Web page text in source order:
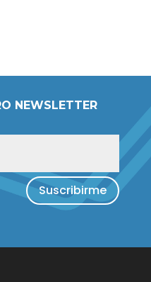
NEWSLETTER
Suscribirme